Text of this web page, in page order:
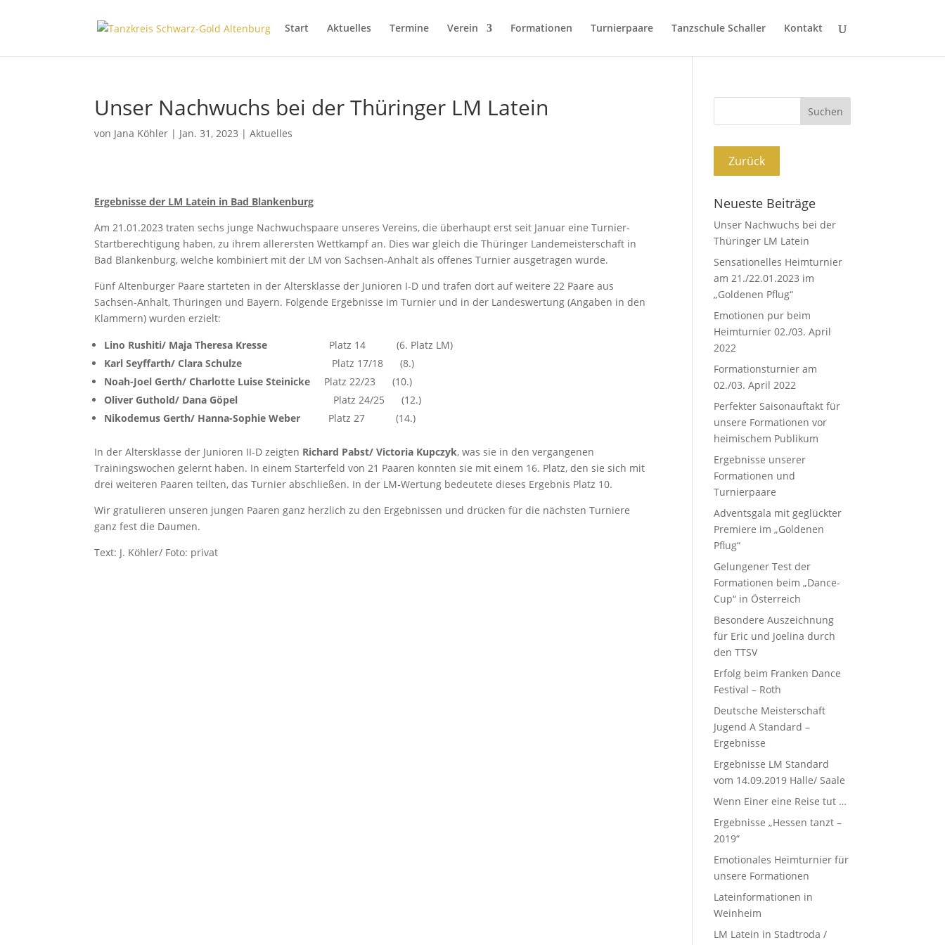
Start Aktuelles Termine Verein Formationen Turnierpaare Tanzschule Schaller Kontakt
Unser Nachwuchs bei der Thüringer LM Latein
von Jana Köhler | Jan. 31, 2023 |Aktuelles
Ergebnisse der LM Latein in Bad Blankenburg
Am 21.01.2023 traten sechs junge Nachwuchspaare unseres Vereins, die überhaupt erst seit Januar eine Turnier-
Startberechtigung haben, zu ihrem allerersten Wettkampf an. Dies war gleich die Thüringer Landemeisterschaft in
Bad Blankenburg, welche kombiniert mit der LM von Sachsen-Anhalt als offenes Turnier ausgetragen wurde.
Fünf Altenburger Paare starteten in der Altersklasse der Junioren I-D und trafen dort auf weitere 22 Paare aus
Sachsen-Anhalt, Thüringen und Bayern. Folgende Ergebnisse im Turnier und in der Landeswertung (Angaben in den
Klammern) wurden erzielt:
Lino Rushiti/ Maja Theresa Kresse Platz 14 (6. Platz LM)
Karl Seyffarth/ Clara Schulze Platz 17/18 (8.)
Noah-Joel Gerth/ Charlotte Luise Steinicke Platz 22/23 (10.)
Oliver Guthold/ Dana Göpel Platz 24/25 (12.)
Nikodemus Gerth/ Hanna-Sophie Weber Platz 27 (14.)
In der Altersklasse der Junioren II-D zeigten Richard Pabst/ Victoria Kupczyk, was sie in den vergangenen
Trainingswochen gelernt haben. In einem Starterfeld von 21 Paaren konnten sie mit einem 16. Platz, den sie sich mit
drei weiteren Paaren teilten, das Turnier abschließen. In der LM-Wertung bedeutete dieses Ergebnis Platz 10.
Wir gratulieren unseren jungen Paaren ganz herzlich zu den Ergebnissen und drücken für die nächsten Turniere
ganz fest die Daumen.
Text: J. Köhler/ Foto: privat
Neueste Beiträge
Unser Nachwuchs bei der
Thüringer LM Latein
Sensationelles Heimturnier
am 21./22.01.2023 im
„Goldenen Pflug“
Emotionen pur beim
Heimturnier 02./03. April
2022
Formationsturnier am
02./03. April 2022
Perfekter Saisonauftakt für
unsere Formationen vor
heimischem Publikum
Ergebnisse unserer
Formationen und
Turnierpaare
Adventsgala mit geglückter
Premiere im „Goldenen
Pflug“
Gelungener Test der
Formationen beim „Dance-
Cup“ in Österreich
Besondere Auszeichnung
für Eric und Joelina durch
den TTSV
Erfolg beim Franken Dance
Festival – Roth
Deutsche Meisterschaft
Jugend A Standard –
Ergebnisse
Ergebnisse LM Standard
vom 14.09.2019 Halle/ Saale
Wenn Einer eine Reise tut …
Ergebnisse „Hessen tanzt –
2019“
Emotionales Heimturnier für
unsere Formationen
Lateinformationen in
Weinheim
LM Latein in Stadtroda /